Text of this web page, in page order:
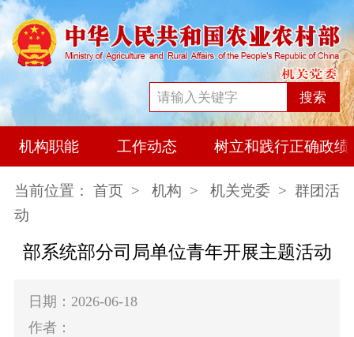
搜索
机构职能 工作动态 树立和践行正确政
当前位置： 首页 > 机构 > 机关党委> 群团活
动
部系统部分司局单位青年开展主题活动
日期：2026-06-18
作者：